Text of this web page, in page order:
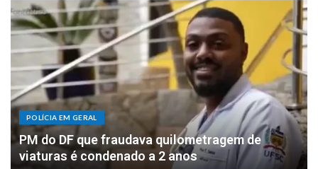
POLÍCIA EM GERAL
DOIS MILHÕES: PF apreende R$ 2 milhões com
motorista de parlamentar federal de Rondônia